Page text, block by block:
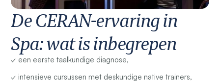
De CERAN-ervaring in
Spa: wat is inbegrepen
✓ een eerste taalkundige diagnose,
✓ intensieve cursussen met deskundige native trainers,